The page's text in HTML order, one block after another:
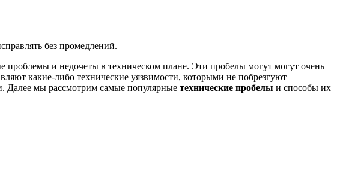
без промедлений.
проблемы и недочеты в техническом плане. Эти пробелы могут могут очень
какие-либо технические уязвимости, которыми не побрезгуют
Далее мы рассмотрим самые популярные технические пробелы и способы их